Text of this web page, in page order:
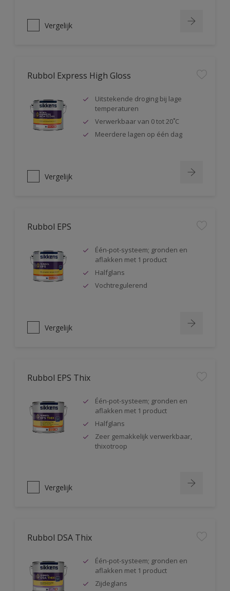
Vergelijk
Rubbol Express High Gloss
Uitstekende droging bij lage
temperaturen
Verwerkbaar van 0 tot 20˚C
Meerdere lagen op één dag
Vergelijk
Rubbol EPS
Één-pot-systeem; gronden en
aflakken met 1 product
Halfglans
Vochtregulerend
Vergelijk
Rubbol EPS Thix
Één-pot-systeem; gronden en
aflakken met 1 product
Halfglans
Zeer gemakkelijk verwerkbaar,
thixotroop
Vergelijk
Rubbol DSA Thix
Één-pot-systeem; gronden en
aflakken met 1 product
Zijdeglans